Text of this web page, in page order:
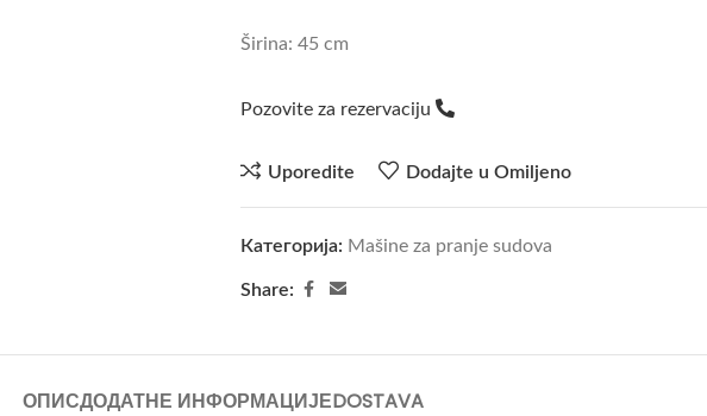
Širina: 45 cm
Pozovite za rezervaciju
Uporedite Dodajte u Omiljeno
Категорија: Mašine za pranje sudova
Share:
ОПИСДОДАТНЕ ИНФОРМАЦИЈЕDOSTAVA